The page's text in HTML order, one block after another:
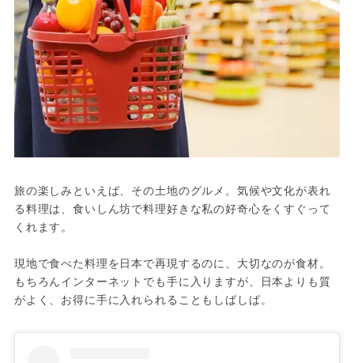
旅の楽しみといえば、その土地のグルメ。気候や文化が表れ
る料理は、食いしん坊で料理好きな私の好奇心をくすぐって
くれます。
現地で食べた料理を日本で再現するのに、大切なのが食材。
もちろんインターネットでも手に入りますが、日本よりも質
がよく、お得に手に入れられることもしばしば。